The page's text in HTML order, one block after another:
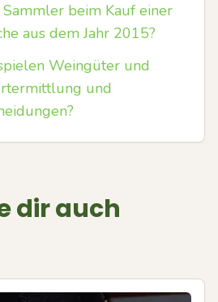
beim Kauf einer
aus dem Jahr 2015?
Weingüter und
und
dir auch